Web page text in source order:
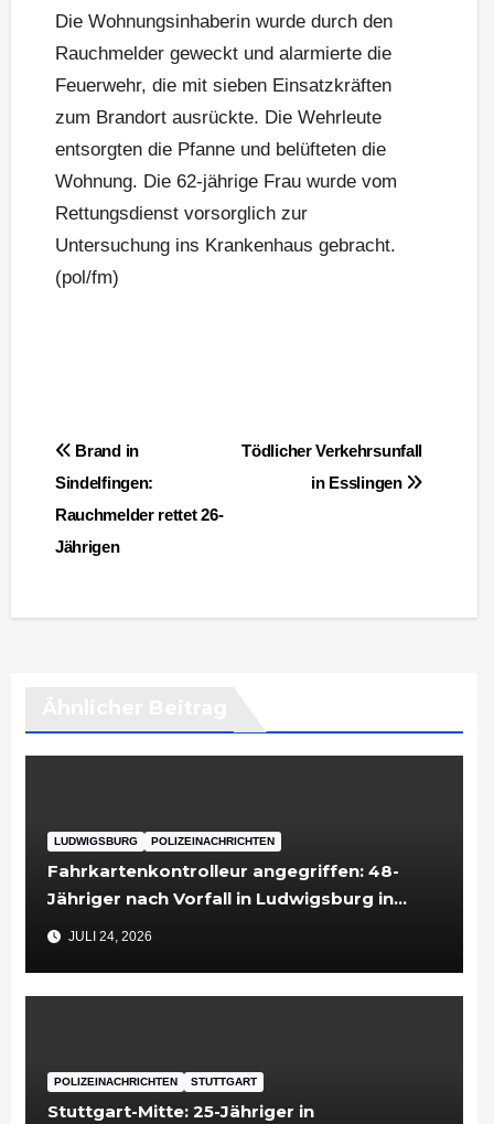
Die Wohnungsinhaberin wurde durch den
Rauchmelder geweckt und alarmierte die
Feuerwehr, die mit sieben Einsatzkräften
zum Brandort ausrückte. Die Wehrleute
entsorgten die Pfanne und belüfteten die
Wohnung. Die 62-jährige Frau wurde vom
Rettungsdienst vorsorglich zur
Untersuchung ins Krankenhaus gebracht.
(pol/fm)
BeitragsnavigationTödlicher Verkehrsunfall
in Esslingen
Brand in
Sindelfingen:
Rauchmelder rettet 26-
Jährigen
LUDWIGSBURG POLIZEINACHRICHTEN
Fahrkartenkontrolleur angegriffen: 48-
Jähriger nach Vorfall in Ludwigsburg in
Untersuchungshaft
JULI 24, 2026
POLIZEINACHRICHTEN STUTTGART
Stuttgart-Mitte: 25-Jähriger in